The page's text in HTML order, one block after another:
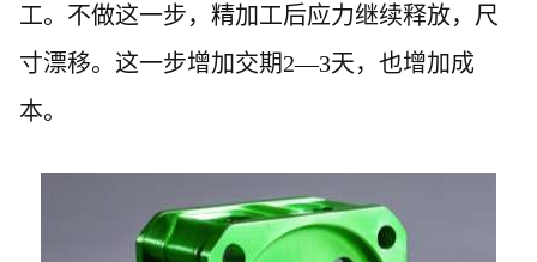
工。不做这一步，精加工后应力继续释放，尺
寸漂移。这一步增加交期2—3天，也增加成
本。